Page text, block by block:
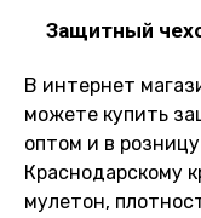
Защитный
В интернет
можете купить
оптом и в
Краснодарскому
мулетон,